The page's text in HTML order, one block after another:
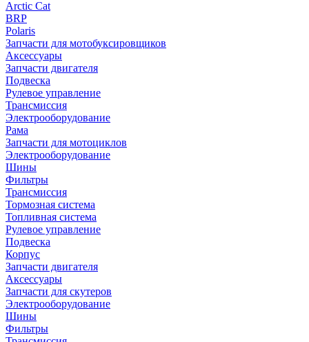
Arctic Cat
BRP
Polaris
Запчасти для мотобуксировщиков
Аксессуары
Запчасти двигателя
Подвеска
Рулевое управление
Трансмиссия
Электрооборудование
Рама
Запчасти для мотоциклов
Электрооборудование
Шины
Фильтры
Трансмиссия
Тормозная система
Топливная система
Рулевое управление
Подвеска
Корпус
Запчасти двигателя
Аксессуары
Запчасти для скутеров
Электрооборудование
Шины
Фильтры